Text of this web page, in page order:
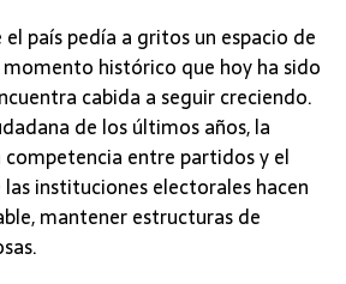
país pedía a gritos un espacio de
histórico que hoy ha sido
cabida a seguir creciendo.
de los últimos años, la
competencia entre partidos y el
instituciones electorales hacen
mantener estructuras de